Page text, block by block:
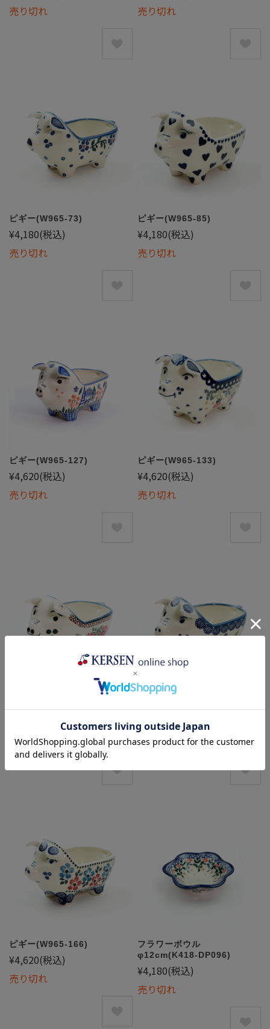
売り切れ
売り切れ
ピギー(W965-73)
¥4,180(税込)
売り切れ
ピギー(W965-85)
¥4,180(税込)
売り切れ
ピギー(W965-127)
¥4,620(税込)
売り切れ
ピギー(W965-133)
¥4,620(税込)
売り切れ
売り切れ
売り切れ
ピギー(W965-166)
¥4,620(税込)
売り切れ
フラワーボウル
φ12cm(K418-DP096)
¥4,180(税込)
売り切れ